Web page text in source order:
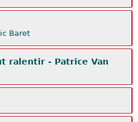
Baret
ralentir - Patrice Van